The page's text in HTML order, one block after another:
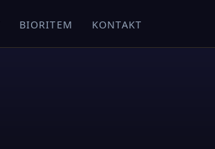
BIORITEM KONTAKT